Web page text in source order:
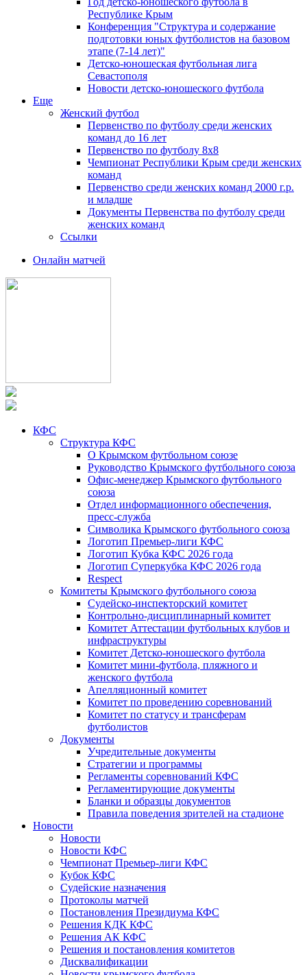
Республике Крым
Конференция "Структура и содержание
подготовки юных футболистов на базовом
этапе (7-14 лет)"
Детско-юношеская футбольная лига
Севастополя
Новости детско-юношеского футбола
Еще
Женский футбол
Первенство по футболу среди женских
команд до 16 лет
Первенство по футболу 8х8
Чемпионат Республики Крым среди женских
команд
Первенство среди женских команд 2000 г.р.
и младше
Документы Первенства по футболу среди
женских команд
Ссылки
Онлайн матчей
КФС
Структура КФС
О Крымском футбольном союзе
Руководство Крымского футбольного союза
Офис-менеджер Крымского футбольного
союза
Отдел информационного обеспечения,
пресс-служба
Символика Крымского футбольного союза
Логотип Премьер-лиги КФС
Логотип Кубка КФС 2026 года
Логотип Суперкубка КФС 2026 года
Respect
Комитеты Крымского футбольного союза
Судейско-инспекторский комитет
Контрольно-дисциплинарный комитет
Комитет Аттестации футбольных клубов и
инфраструктуры
Комитет Детско-юношеского футбола
Комитет мини-футбола, пляжного и
женского футбола
Апелляционный комитет
Комитет по проведению соревнований
Комитет по статусу и трансферам
футболистов
Документы
Учредительные документы
Стратегии и программы
Регламенты соревнований КФС
Регламентирующие документы
Бланки и образцы документов
Правила поведения зрителей на стадионе
Новости
Новости
Новости КФС
Чемпионат Премьер-лиги КФС
Кубок КФС
Судейские назначения
Протоколы матчей
Постановления Президиума КФС
Решения КДК КФС
Решения АК КФС
Решения и постановления комитетов
Дисквалификации